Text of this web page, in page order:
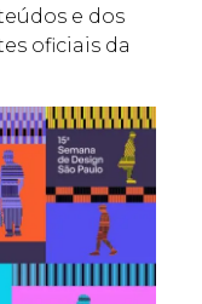
e dos
oficiais da